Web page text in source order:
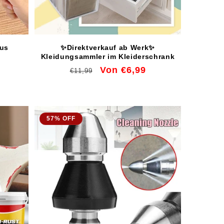
✨Direktverkauf ab Werk✨
Kleidungsammler im Kleiderschrank
Normaler
€11,99 Verkaufspreis
Von €6,99
57% OFF